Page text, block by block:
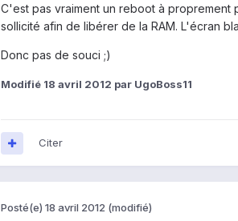
C'est pas vraiment un reboot à proprement
sollicité afin de libérer de la RAM. L'écran
Donc pas de souci ;)
Modifié 18 avril 2012 par UgoBoss11
Citer
Posté(e) 18 avril 2012 (modifié)